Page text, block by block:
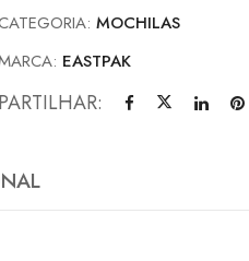
MOCHILAS
EASTPAK
PARTILHAR: